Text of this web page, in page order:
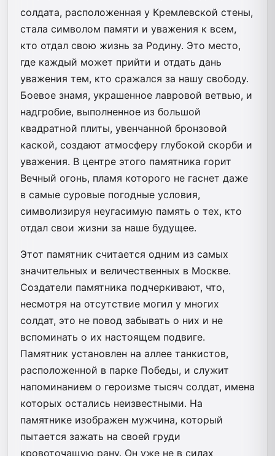
солдата, расположенная у Кремлевской стены,
стала символом памяти и уважения к всем,
кто отдал свою жизнь за Родину. Это место,
где каждый может прийти и отдать дань
уважения тем, кто сражался за нашу свободу.
Боевое знамя, украшенное лавровой ветвью, и
надгробие, выполненное из большой
квадратной плиты, увенчанной бронзовой
каской, создают атмосферу глубокой скорби и
уважения. В центре этого памятника горит
Вечный огонь, пламя которого не гаснет даже
в самые суровые погодные условия,
символизируя неугасимую память о тех, кто
отдал свои жизни за наше будущее.
Этот памятник считается одним из самых
значительных и величественных в Москве.
Создатели памятника подчеркивают, что,
несмотря на отсутствие могил у многих
солдат, это не повод забывать о них и не
вспоминать о их настоящем подвиге.
Памятник установлен на аллее танкистов,
расположенной в парке Победы, и служит
напоминанием о героизме тысяч солдат, имена
которых остались неизвестными. На
памятнике изображен мужчина, который
пытается зажать на своей груди
кровоточащую рану. Он уже не в силах